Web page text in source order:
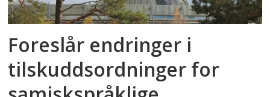
Foreslår endringer i
tilskuddsordninger for